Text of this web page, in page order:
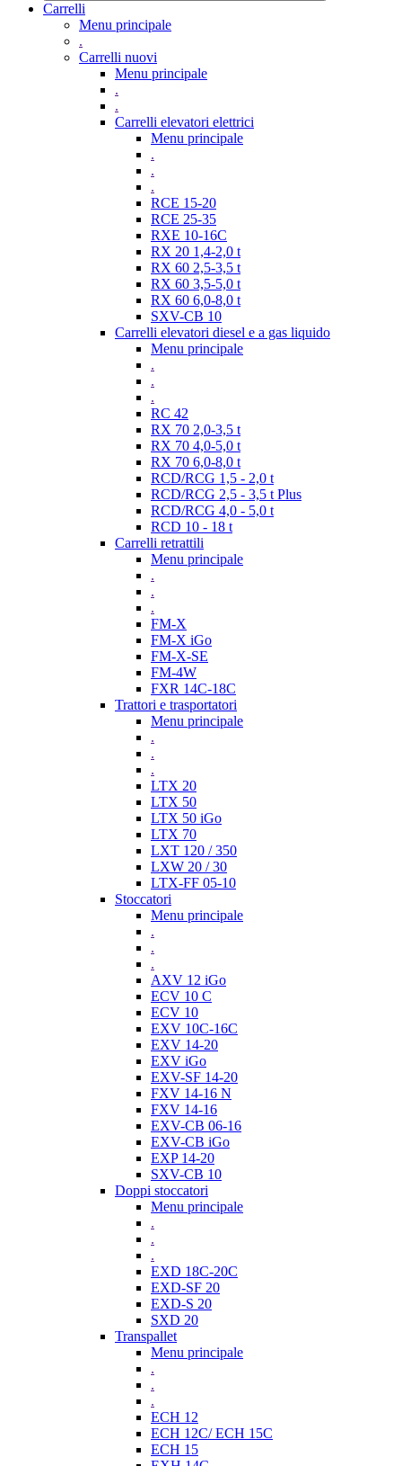
Carrelli
Menu principale
.
Carrelli nuovi
Menu principale
.
.
Carrelli elevatori elettrici
Menu principale
.
.
.
RCE 15-20
RCE 25-35
RXE 10-16C
RX 20 1,4-2,0 t
RX 60 2,5-3,5 t
RX 60 3,5-5,0 t
RX 60 6,0-8,0 t
SXV-CB 10
Carrelli elevatori diesel e a gas liquido
Menu principale
.
.
.
RC 42
RX 70 2,0-3,5 t
RX 70 4,0-5,0 t
RX 70 6,0-8,0 t
RCD/RCG 1,5 - 2,0 t
RCD/RCG 2,5 - 3,5 t Plus
RCD/RCG 4,0 - 5,0 t
RCD 10 - 18 t
Carrelli retrattili
Menu principale
.
.
.
FM-X
FM-X iGo
FM-X-SE
FM-4W
FXR 14C-18C
Trattori e trasportatori
Menu principale
.
.
.
LTX 20
LTX 50
LTX 50 iGo
LTX 70
LXT 120 / 350
LXW 20 / 30
LTX-FF 05-10
Stoccatori
Menu principale
.
.
.
AXV 12 iGo
ECV 10 C
ECV 10
EXV 10C-16C
EXV 14-20
EXV iGo
EXV-SF 14-20
FXV 14-16 N
FXV 14-16
EXV-CB 06-16
EXV-CB iGo
EXP 14-20
SXV-CB 10
Doppi stoccatori
Menu principale
.
.
.
EXD 18C-20C
EXD-SF 20
EXD-S 20
SXD 20
Transpallet
Menu principale
.
.
.
ECH 12
ECH 12C/ ECH 15C
ECH 15